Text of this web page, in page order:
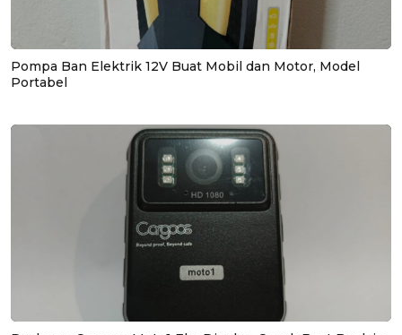
Pompa Ban Elektrik 12V Buat Mobil dan Motor, Model
Portabel